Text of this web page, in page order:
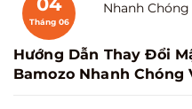
Tháng 06
Hướng Dẫn Thay Đổi
Bamozo Nhanh Chóng